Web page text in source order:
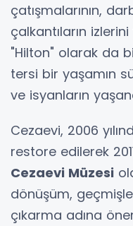
çatışmalarının,
çalkantıların
"Hilton" olarak da
tersi bir yaşamın
ve isyanların
Cezaevi, 2006
restore edilerek
Cezaevi Müzesi
dönüşüm,
çıkarma adına